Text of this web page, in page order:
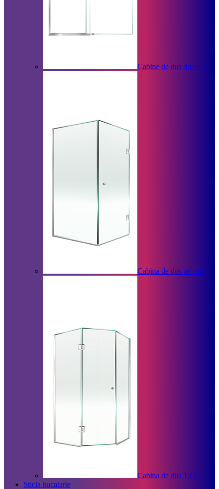
Cabine de dus dreapta
Cabina de dus pe colt
Cabina de dus 135°
Sticla bucatarie